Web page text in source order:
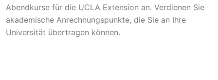
Abendkurse für die UCLA Extension an. Verdienen Sie
akademische Anrechnungspunkte, die Sie an Ihre
Universität übertragen können.